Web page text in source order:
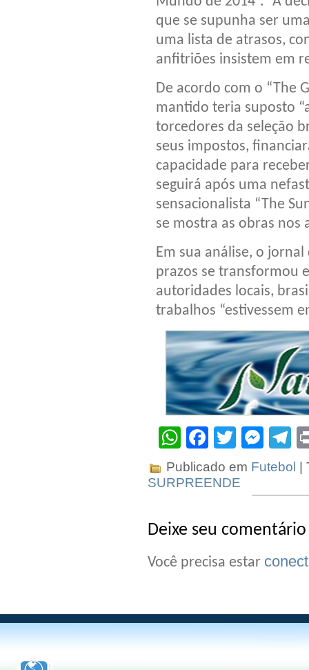
que se supunha ser
uma lista de atrasos,
anfitriões insistem em
De acordo com o “The
mantido teria suposto
torcedores da seleção
seus impostos,
capacidade para
seguirá após uma
sensacionalista “The
se mostra as obras nos
Em sua análise, o
prazos se transformou
autoridades locais,
trabalhos “estivessem
WhatsApp
Facebook
Twitter
Publicado em Futebol |
SURPREENDE
Deixe seu comentário
Você precisa estar